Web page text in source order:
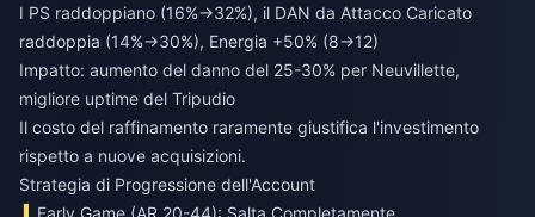
I PS raddoppiano (16%→32%), il DAN da Attacco Caricato
raddoppia (14%→30%), Energia +50% (8→12)
Impatto: aumento del danno del 25-30% per Neuvillette,
migliore uptime del Tripudio
Il costo del raffinamento raramente giustifica l'investimento
rispetto a nuove acquisizioni.
Strategia di Progressione dell'Account
Early Game (AR 20-44): Salta Completamente